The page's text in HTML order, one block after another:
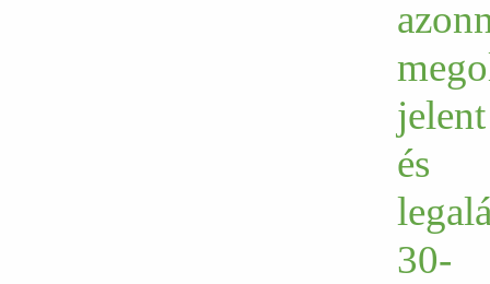
jelent
és
30-